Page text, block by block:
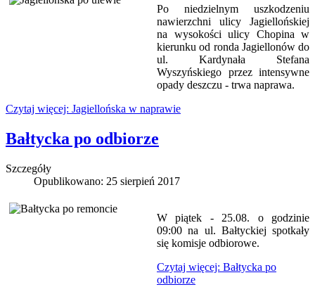
Po niedzielnym uszkodzeniu
nawierzchni ulicy Jagiellońskiej
na wysokości ulicy Chopina w
kierunku od ronda Jagiellonów do
ul. Kardynała Stefana
Wyszyńskiego przez intensywne
opady deszczu - trwa naprawa.
Czytaj więcej: Jagiellońska w naprawie
Bałtycka po odbiorze
Szczegóły
Opublikowano: 25 sierpień 2017
W piątek - 25.08. o godzinie
09:00 na ul. Bałtyckiej spotkały
się komisje odbiorowe.
Czytaj więcej: Bałtycka po
odbiorze